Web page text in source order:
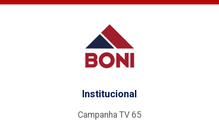
Institucional
Campanha TV 65